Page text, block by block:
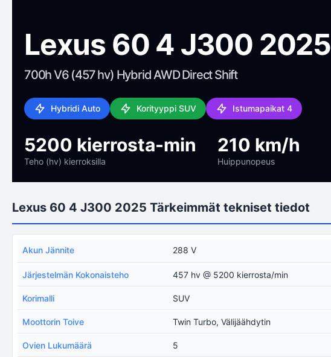
Lexus 60 4 J300 2025
700h V6 (457 hv) Hybrid AWD Direct Shift
Hybridi Auto Korityyppi SUV Istumapaikat 4
5200 kierrosta-min
Teho (hv) kierroksilla
210 km/h
Huippunopeus
Lexus 60 4 J300 2025 Tärkeimmät tekniset tiedot
Akun Jännite 288 V
Järjestelmän Kokonaisteho 457 hv @ 5200 kierrosta/min
Korimalli SUV
Moottorin Toive Twin Turbo, Välijäähdytin
Ovien Lukumäärä 5